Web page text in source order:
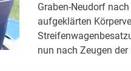
Graben-Neudorf
aufgeklärten
nun nach Zeugen der